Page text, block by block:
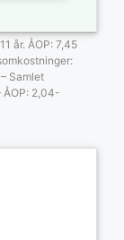
år. ÅOP: 7,45
Samlet
ÅOP: 2,04-